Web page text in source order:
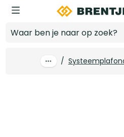
Ga naar hoofdinhoud
/
Log in voor prijzen